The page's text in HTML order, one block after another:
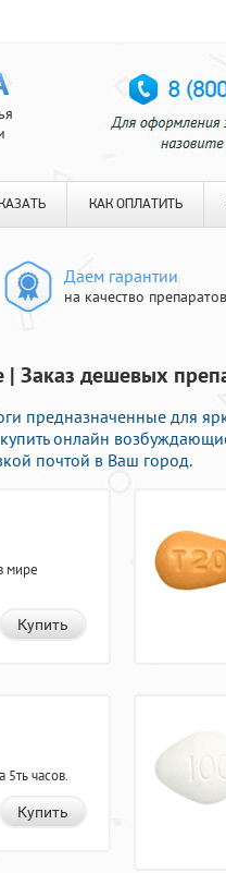
КАК ОПЛАТИТЬ
Даем гарантии
на качество препаратов
| Заказ дешевых
предназначенные для
онлайн
почтой в Ваш город.
мире
Купить
часов.
Купить